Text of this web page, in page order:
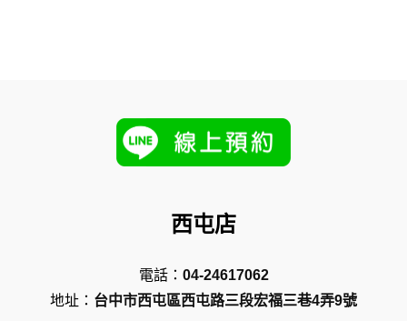
西屯店
電話： 04-24617062
地址： 台中市西屯區西屯路三段宏福三巷4弄9號